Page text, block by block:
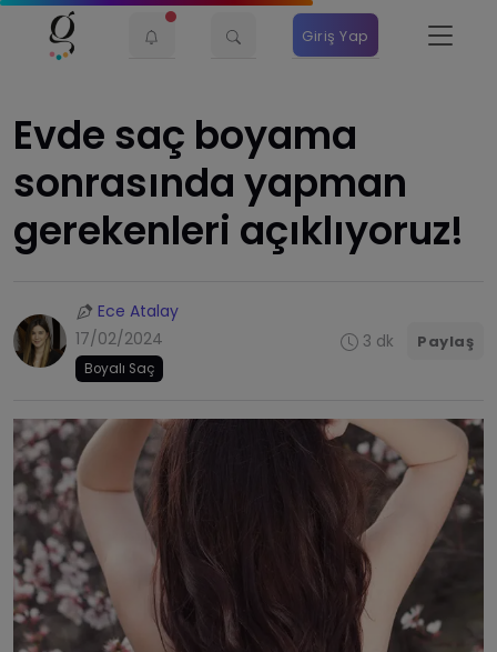
Giriş Yap
Evde saç boyama
sonrasında yapman
gerekenleri açıklıyoruz!
Ece Atalay
17/02/2024
Boyalı Saç
3 dk Paylaş